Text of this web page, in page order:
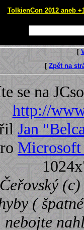
TolkienCon 2012 aneb
[
[ Zpět na
se na
http://
Jan
(
nebojte